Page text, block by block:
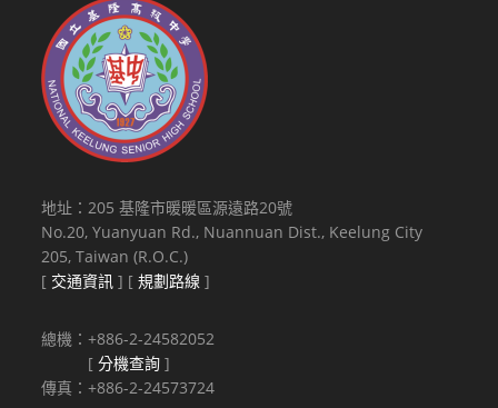
地址：205 基隆市暖暖區源遠路20號
No.20, Yuanyuan Rd., Nuannuan Dist., Keelung City
205, Taiwan (R.O.C.)
[ 交通資訊 ] [規劃路線 ]
總機：+886-2-24582052
[分機查詢 ]
傳真：+886-2-24573724